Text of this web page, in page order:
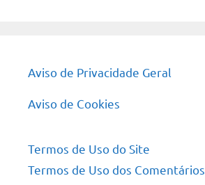
Aviso de Privacidade Geral
Aviso de Cookies
Termos de Uso do Site
Termos de Uso dos Comentários